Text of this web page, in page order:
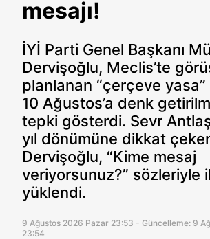
mesajı!
İYİ Parti Genel Başkanı
Dervişoğlu, Meclis’te
planlanan “çerçeve
10 Ağustos’a denk
tepki gösterdi. Sevr
yıl dönümüne dikkat
Dervişoğlu, “Kime mesaj
veriyorsunuz?” sözleriyle
yüklendi.
9 Ağustos 2026 Pazar 23:53 - Güncelleme: 9
23:54